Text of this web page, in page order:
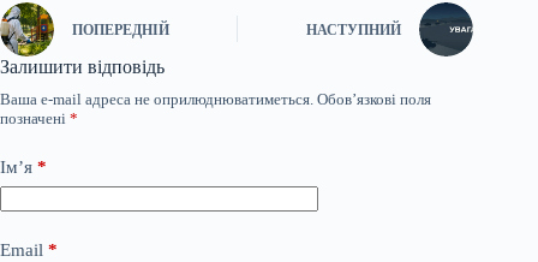
ПОПЕРЕДНІЙ НАСТУПНИЙ
Залишити відповідь
Ваша e-mail адреса не оприлюднюватиметься. Обов’язкові поля
позначені *
Ім’я *
Email *